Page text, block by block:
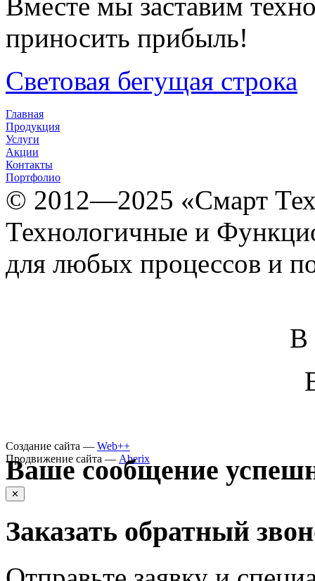
Вместе мы заставим
приносить прибыль!
Световая бегущая строка
Главная
Продукция
Услуги
Акции
Контакты
Портфолио
© 2012­­­—2025 «Смарт
Технологичные и
для любых процессов и
В
Создание сайта — Web++
Продвижение сайта — Aberix
Ваше сообщение
✕
Заказать обратный